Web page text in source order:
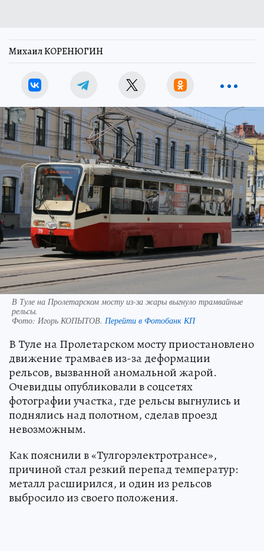
Михаил КОРЕНЮГИН
В Туле на Пролетарском мосту из-за жары выгнуло трамвайные
рельсы.
Фото: Игорь КОПЫТОВ. Перейти в Фотобанк КП
В Туле на Пролетарском мосту приостановлено
движение трамваев из-за деформации
рельсов, вызванной аномальной жарой.
Очевидцы опубликовали в соцсетях
фотографии участка, где рельсы выгнулись и
поднялись над полотном, сделав проезд
невозможным.
Как пояснили в «Тулгорэлектротрансе»,
причиной стал резкий перепад температур:
металл расширился, и один из рельсов
выбросило из своего положения.